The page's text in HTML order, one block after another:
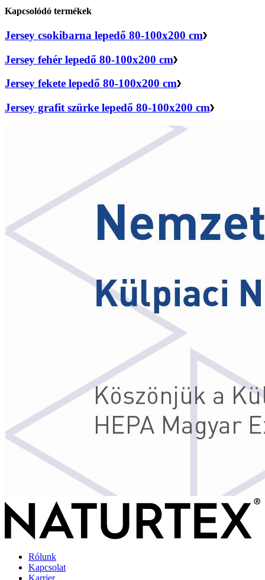
Kapcsolódó termékek
Jersey csokibarna lepedő 80-100x200 cm
Jersey fehér lepedő 80-100x200 cm
Jersey fekete lepedő 80-100x200 cm
Jersey grafit szürke lepedő 80-100x200 cm
Rólunk
Kapcsolat
Karrier